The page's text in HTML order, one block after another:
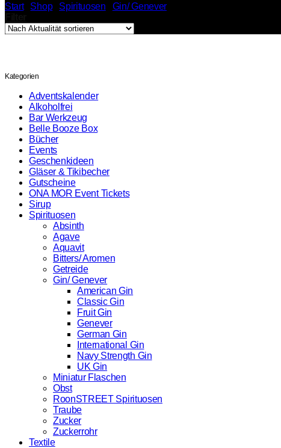
Start Shop Spirituosen Gin/ Genever
Kategorien
Adventskalender
Alkoholfrei
Bar Werkzeug
Belle Booze Box
Bücher
Events
Geschenkideen
Gläser & Tikibecher
Gutscheine
ONA MOR Event Tickets
Sirup
Spirituosen
Absinth
Agave
Aquavit
Bitters/ Aromen
Getreide
Gin/ Genever
American Gin
Classic Gin
Fruit Gin
Genever
German Gin
International Gin
Navy Strength Gin
UK Gin
Miniatur Flaschen
Obst
RoonSTREET Spirituosen
Traube
Zucker
Zuckerrohr
Textile